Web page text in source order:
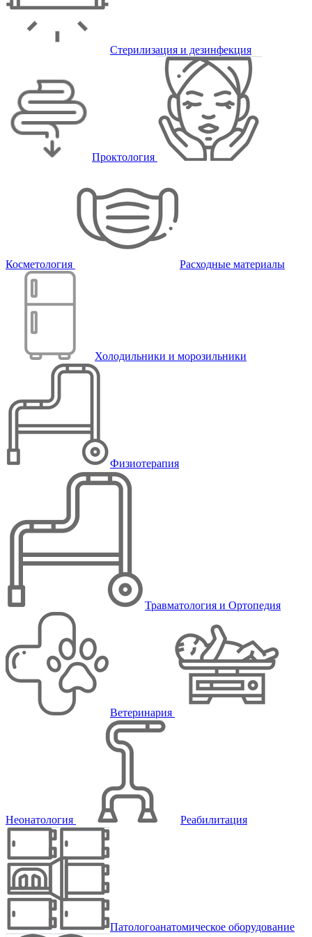
Стерилизация и дезинфекция
Проктология
Косметология Расходные материалы
Холодильники и морозильники
Физиотерапия
Травматология и Ортопедия
Ветеринария
Неонатология Реабилитация
Патологоанатомическое оборудование